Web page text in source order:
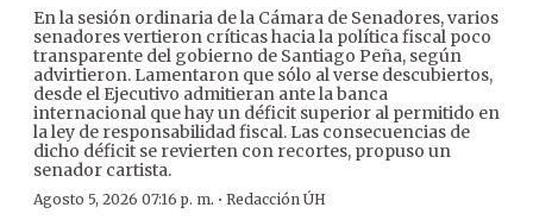
En la sesión ordinaria de la Cámara de Senadores, varios
senadores vertieron críticas hacia la política fiscal poco
transparente del gobierno de Santiago Peña, según
advirtieron. Lamentaron que sólo al verse descubiertos,
desde el Ejecutivo admitieran ante la banca
internacional que hay un déficit superior al permitido en
la ley de responsabilidad fiscal. Las consecuencias de
dicho déficit se revierten con recortes, propuso un
senador cartista.
Agosto 5, 2026 07:16 p. m. · Redacción ÚH